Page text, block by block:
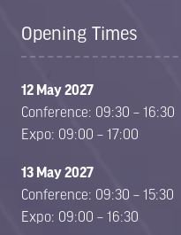
Opening Times
12 May 2027
Conference: 09:30 – 16:30
Expo: 09:00 – 17:00
13 May 2027
Conference: 09:30 – 15:30
Expo: 09:00 – 16:30